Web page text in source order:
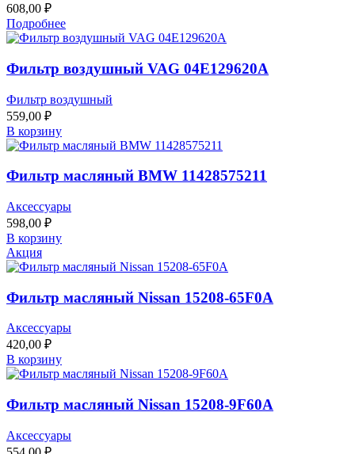
608,00 ₽
Подробнее
Фильтр воздушный VAG 04E129620A
Фильтр воздушный
559,00 ₽
В корзину
Фильтр масляный BMW 11428575211
Аксессуары
598,00 ₽
В корзину
Акция
Фильтр масляный Nissan 15208-65F0A
Аксессуары
420,00 ₽
В корзину
Фильтр масляный Nissan 15208-9F60A
Аксессуары